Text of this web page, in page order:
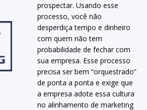
prospectar. Usando esse
processo, você não
desperdiça tempo e dinheiro
com quem não tem
probabilidade de fechar com
sua empresa. Esse processo
precisa ser bem “orquestrado”
de ponta a ponta e exige que
a empresa adote essa cultura
no alinhamento de marketing